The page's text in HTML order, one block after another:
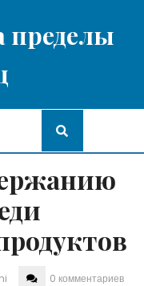
пределы
0 комментариев